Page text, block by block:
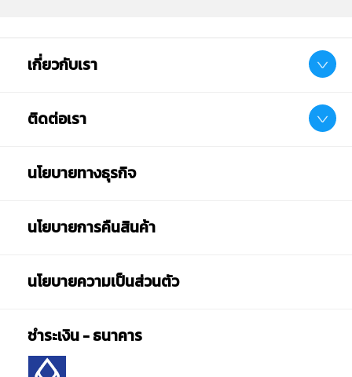
เกี่ยวกับเรา
ติดต่อเรา
นโยบายทางธุรกิจ
นโยบายการคืนสินค้า
นโยบายความเป็นส่วนตัว
ชำระเงิน - ธนาคาร